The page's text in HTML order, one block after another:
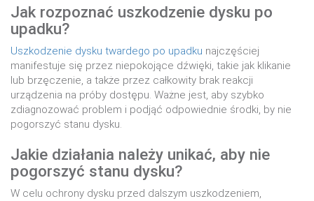
Jak rozpoznać uszkodzenie dysku po
upadku?
Uszkodzenie dysku twardego po upadku najczęściej
manifestuje się przez niepokojące dźwięki, takie jak klikanie
lub brzęczenie, a także przez całkowity brak reakcji
urządzenia na próby dostępu. Ważne jest, aby szybko
zdiagnozować problem i podjąć odpowiednie środki, by nie
pogorszyć stanu dysku.
Jakie działania należy unikać, aby nie
pogorszyć stanu dysku?
W celu ochrony dysku przed dalszym uszkodzeniem,